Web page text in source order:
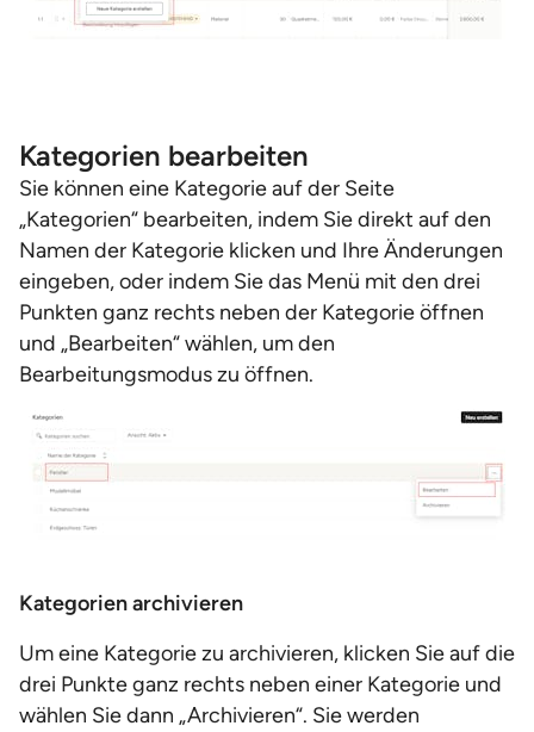
Kategorien bearbeiten
Sie können eine Kategorie auf der Seite
„Kategorien“ bearbeiten, indem Sie direkt auf den
Namen der Kategorie klicken und Ihre Änderungen
eingeben, oder indem Sie das Menü mit den drei
Punkten ganz rechts neben der Kategorie öffnen
und „Bearbeiten“ wählen, um den
Bearbeitungsmodus zu öffnen.
Kategorien archivieren
Um eine Kategorie zu archivieren, klicken Sie auf die
drei Punkte ganz rechts neben einer Kategorie und
wählen Sie dann „Archivieren“. Sie werden